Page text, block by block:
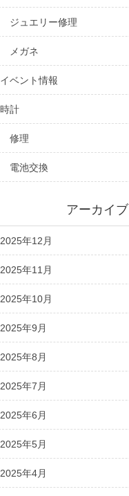
ジュエリー修理
メガネ
イベント情報
時計
修理
電池交換
アーカイブ
2025年12月
2025年11月
2025年10月
2025年9月
2025年8月
2025年7月
2025年6月
2025年5月
2025年4月